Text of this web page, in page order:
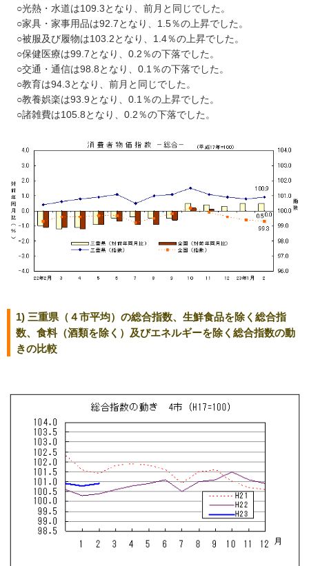
○光熱・水道は109.3となり、前月と同じでした。
○家具・家事用品は92.7となり、1.5％の上昇でした。
○被服及び履物は103.2となり、1.4％の上昇でした。
○保健医療は99.7となり、0.2％の下落でした。
○交通・通信は98.8となり、0.1％の下落でした。
○教育は94.3となり、前月と同じでした。
○教養娯楽は93.9となり、0.1％の上昇でした。
○諸雑費は105.8となり、0.2％の下落でした。
1) 三重県（４市平均）の総合指数、生鮮食品を除く総合指
数、食料（酒類を除く）及びエネルギーを除く総合指数の動
きの比較